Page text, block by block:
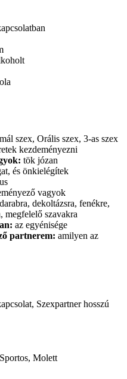
szex, Orális szex, 3-as szex
kezdeményezni
tök józan
és önkielégítek
vagyok
dekoltázsra, fenékre,
megfelelő szavakra
az egyénisége
partnerem: amilyen az
Szexpartner hosszú
Molett